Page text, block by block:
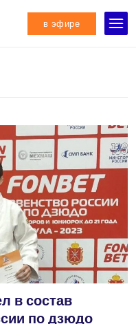
в эфире
в состав
по дзюдо